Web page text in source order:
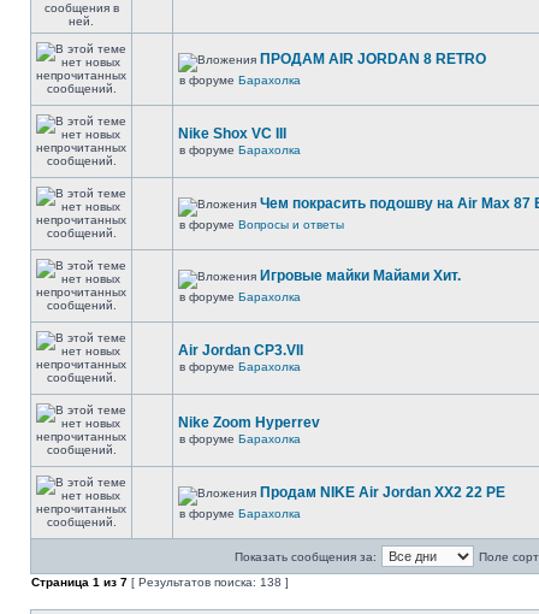
ПРОДАМ AIR JORDAN 8 RETRO
в форуме Барахолка
Nike Shox VC III
в форуме Барахолка
Чем покрасить подошву на Air Max 87
в форуме Вопросы и ответы
Игровые майки Майами Хит.
в форуме Барахолка
Air Jordan CP3.VII
в форуме Барахолка
Nike Zoom Hyperrev
в форуме Барахолка
Продам NIKE Air Jordan XX2 22 PE
в форуме Барахолка
Показать сообщения за:
Поле
Страница 1 из 7 [ Результатов поиска: 138 ]